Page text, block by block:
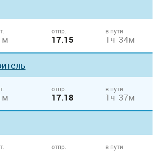
отпр.
17.15
в пути
1ч 34м
отпр.
17.18
в пути
1ч 37м
отпр. в пути